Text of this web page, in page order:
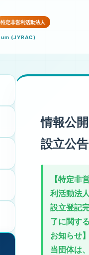
特定非営利活動法人
(JYRAC)
情報公
設立公告
【特定非
利活動法
設立登記
了に関す
お知らせ
当団体は